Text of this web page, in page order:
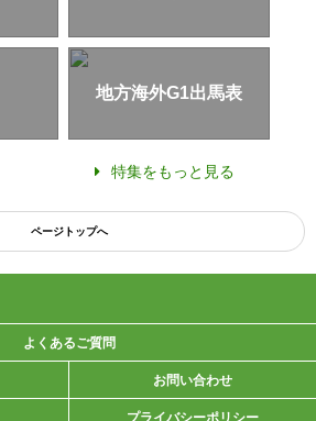
地方海外G1出馬表
特集をもっと見る
ページトップへ
よくあるご質問
お問い合わせ
プライバシーポリシー